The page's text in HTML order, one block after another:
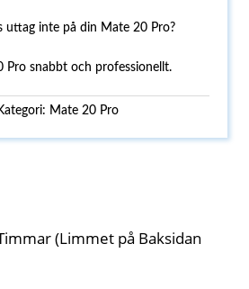
uttag inte på din Mate 20 Pro?
Pro snabbt och professionellt.
Mate 20 Pro
(Limmet på Baksidan